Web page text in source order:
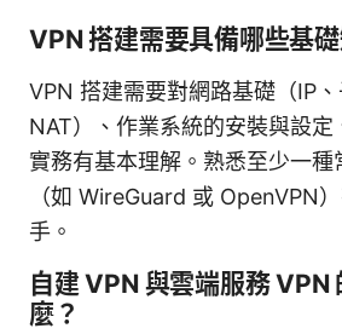
VPN 搭建需要具備哪些基礎
VPN 搭建需要對網路基礎（IP、
NAT）、作業系統的安裝與設定
實務有基本理解。熟悉至少一種
（如 WireGuard 或 OpenVPN
手。
自建 VPN 與雲端服務 VPN
麼？